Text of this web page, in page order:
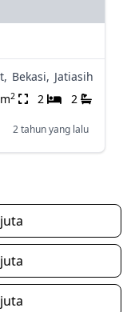
Bekasi, Jatiasih
2 2 2
2 tahun yang lalu